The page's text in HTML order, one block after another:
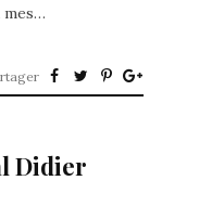
mes…
Didier